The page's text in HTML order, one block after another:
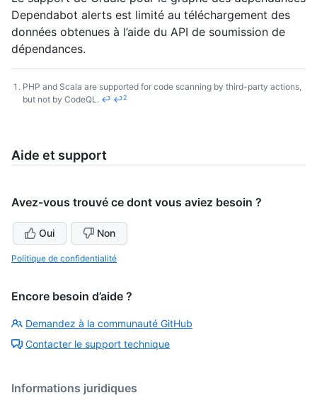
Dependabot alerts est limité au téléchargement des
données obtenues à l’aide du API de soumission de
dépendances.
Footnotes
PHP and Scala are supported for code scanning by third-party actions,
but not by CodeQL. ↩ ↩2
Aide et support
Avez-vous trouvé ce dont vous aviez besoin ?
Oui Non
Politique de confidentialité
Encore besoin d’aide ?
Demandez à la communauté GitHub
Contacter le support technique
Informations juridiques